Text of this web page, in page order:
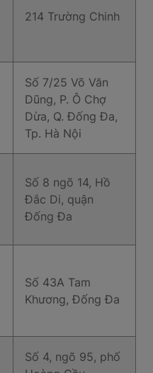
214 Trường Chinh
Số 7/25 Võ Văn
Dũng, P. Ô Chợ
Dừa, Q. Đống Đa,
Tp. Hà Nội
Số 8 ngõ 14, Hồ
Đắc Di, quận
Đống Đa
Số 43A Tam
Khương, Đống Đa
Số 4, ngõ 95, phố